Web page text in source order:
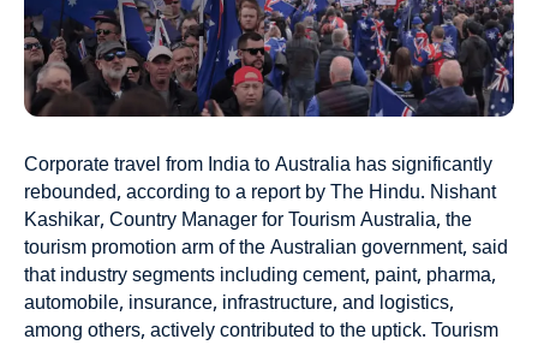
Corporate travel from India to Australia has significantly
rebounded, according to a report by The Hindu. Nishant
Kashikar, Country Manager for Tourism Australia, the
tourism promotion arm of the Australian government, said
that industry segments including cement, paint, pharma,
automobile, insurance, infrastructure, and logistics,
among others, actively contributed to the uptick. Tourism